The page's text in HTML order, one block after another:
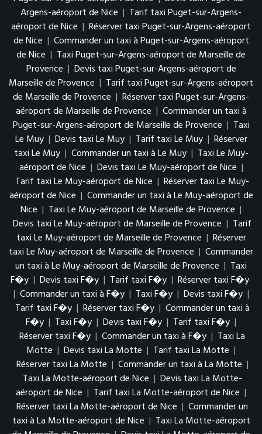
Argens-aéroport de Nice | Tarif taxi Puget-sur-Argens-
aéroport de Nice | Réserver taxi Puget-sur-Argens-aéroport
de Nice | Commander un taxi à Puget-sur-Argens-aéroport
de Nice | Taxi Puget-sur-Argens-aéroport de Marseille de
Provence | Devis taxi Puget-sur-Argens-aéroport de
Marseille de Provence | Tarif taxi Puget-sur-Argens-aéroport
de Marseille de Provence | Réserver taxi Puget-sur-Argens-
aéroport de Marseille de Provence | Commander un taxi à
Puget-sur-Argens-aéroport de Marseille de Provence | Taxi
Le Muy | Devis taxi Le Muy | Tarif taxi Le Muy | Réserver
taxi Le Muy | Commander un taxi à Le Muy | Taxi Le Muy-
aéroport de Nice | Devis taxi Le Muy-aéroport de Nice |
Tarif taxi Le Muy-aéroport de Nice | Réserver taxi Le Muy-
aéroport de Nice | Commander un taxi à Le Muy-aéroport de
Nice | Taxi Le Muy-aéroport de Marseille de Provence |
Devis taxi Le Muy-aéroport de Marseille de Provence | Tarif
taxi Le Muy-aéroport de Marseille de Provence | Réserver
taxi Le Muy-aéroport de Marseille de Provence | Commander
un taxi à Le Muy-aéroport de Marseille de Provence | Taxi
F�y | Devis taxi F�y | Tarif taxi F�y | Réserver taxi F�y
| Commander un taxi à F�y | Taxi F�y | Devis taxi F�y |
Tarif taxi F�y | Réserver taxi F�y | Commander un taxi à
F�y | Taxi F�y | Devis taxi F�y | Tarif taxi F�y |
Réserver taxi F�y | Commander un taxi à F�y | Taxi La
Motte | Devis taxi La Motte | Tarif taxi La Motte |
Réserver taxi La Motte | Commander un taxi à La Motte |
Taxi La Motte-aéroport de Nice | Devis taxi La Motte-
aéroport de Nice | Tarif taxi La Motte-aéroport de Nice |
Réserver taxi La Motte-aéroport de Nice | Commander un
taxi à La Motte-aéroport de Nice | Taxi La Motte-aéroport